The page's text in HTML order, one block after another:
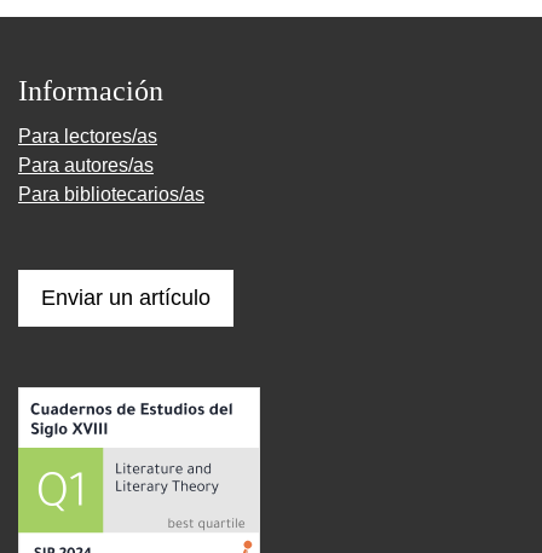
Información
Para lectores/as
Para autores/as
Para bibliotecarios/as
Enviar un artículo